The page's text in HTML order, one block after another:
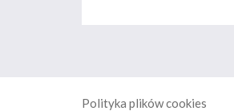
Polityka plików cookies